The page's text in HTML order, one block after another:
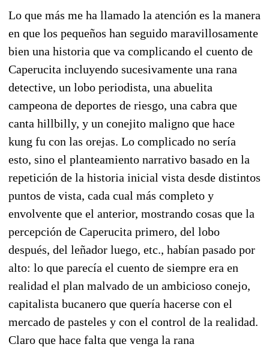
Lo que más me ha llamado la atención es la manera
en que los pequeños han seguido maravillosamente
bien una historia que va complicando el cuento de
Caperucita incluyendo sucesivamente una rana
detective, un lobo periodista, una abuelita
campeona de deportes de riesgo, una cabra que
canta hillbilly, y un conejito maligno que hace
kung fu con las orejas. Lo complicado no sería
esto, sino el planteamiento narrativo basado en la
repetición de la historia inicial vista desde distintos
puntos de vista, cada cual más completo y
envolvente que el anterior, mostrando cosas que la
percepción de Caperucita primero, del lobo
después, del leñador luego, etc., habían pasado por
alto: lo que parecía el cuento de siempre era en
realidad el plan malvado de un ambicioso conejo,
capitalista bucanero que quería hacerse con el
mercado de pasteles y con el control de la realidad.
Claro que hace falta que venga la rana